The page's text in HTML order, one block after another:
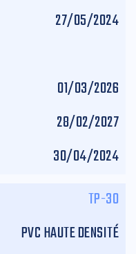
27/05/2024
01/03/2026
28/02/2027
30/04/2024
TP-30
PVC HAUTE DENSITÉ